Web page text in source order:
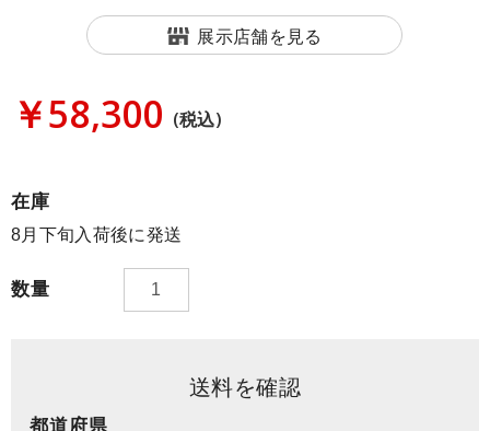
展示店舗を見る
￥58,300 (税込)
在庫
8月下旬入荷後に発送
数量
送料を確認
都道府県